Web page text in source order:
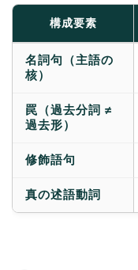
構成要素
名詞句（主語の
核）
罠（過去分詞 ≠
過去形）
修飾語句
真の述語動詞